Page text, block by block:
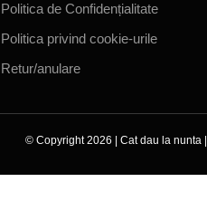
Politica de Confidențialitate
Politica privind cookie-urile
Retur/anulare
© Copyright 2026 | Cat dau la nunta